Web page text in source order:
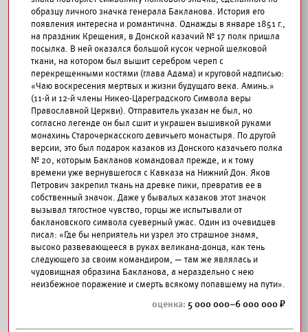
образцу личного значка генерала Бакланова. История его
появления интересна и романтична. Однажды в январе 1851 г.,
на праздник Крещения, в Донской казачий № 17 полк пришла
посылка. В ней оказался большой кусок черной шелковой
ткани, на котором был вышит серебром череп с
перекрещенными костями (глава Адама) и круговой надписью:
«Чаю воскресения мертвых и жизни будущаго века. Аминь.»
(11-й и 12-й члены Никео-Цареградского Символа веры
Православной Церкви). Отправитель указан не был, но
согласно легенде он был сшит и украшен вышивкой руками
монахинь Старочеркасского девичьего монастыря. По другой
версии, это был подарок казаков из Донского казачьего полка
№ 20, которым Бакланов командовал прежде, и к тому
времени уже вернувшегося с Кавказа на Нижний Дон. Яков
Петрович закрепил ткань на древке пики, превратив ее в
собственный значок. Даже у бывалых казаков этот значок
вызывал тягостное чувство, горцы же испытывали от
баклановского символа суеверный ужас. Один из очевидцев
писал: «Где бы неприятель ни узрел это страшное знамя,
высоко развевающееся в руках великана-донца, как тень
следующего за своим командиром, — там же являлась и
чудовищная образина Бакланова, а нераздельно с нею
неизбежное поражение и смерть всякому попавшему на пути».
5 000 000–6 000 000